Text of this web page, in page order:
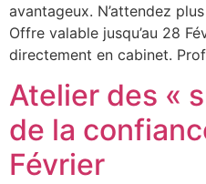
avantageux. N’attendez
Offre valable jusqu’au 28
directement en cabinet.
Atelier des «
de la
Février